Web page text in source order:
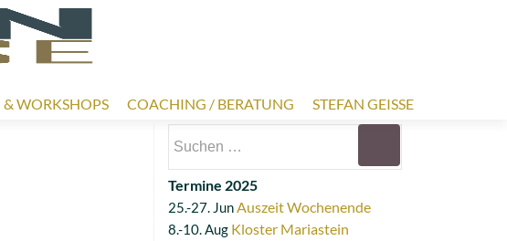
& WORKSHOPS COACHING / BERATUNG
STEFAN GEISSE
Termine 2025
25.-27. JunAuszeit Wochenende
8.-10. Aug Kloster Mariastein